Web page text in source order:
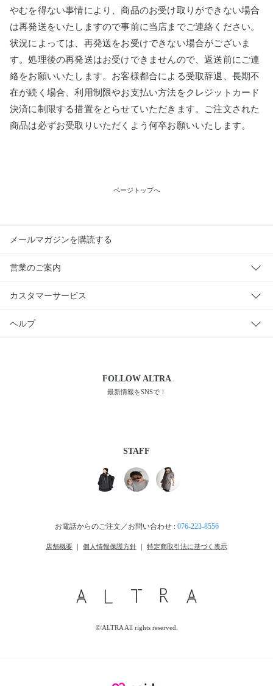
やむを得ない事情により、商品のお受け取りができない場合
は再発送をいたしますので事前に当店までご連絡ください。
状況によっては、再発送をお受けできない場合がございま
す。処理後の再発送はお受けできませんので、返送前にご連
絡をお願いいたします。お客様都合による受取辞退、長期不
在が続く場合、利用制限やお支払い方法をクレジットカード
決済に制限する措置をとらせていただきます。ご注文された
商品は必ずお受取りいただくよう何卒お願いいたします。
ページトップへ
メールマガジンを購読する
営業のご案内
カスタマーサービス
ヘルプ
FOLLOWALTRA
最新情報をSNSで！
STAFF
お電話からのご注文／お問い合わせ : 076-223-8556
店舗概要 ｜ 個人情報保護方針 ｜ 特定商取引法に基づく表示
© ALTRA All rights reserved.